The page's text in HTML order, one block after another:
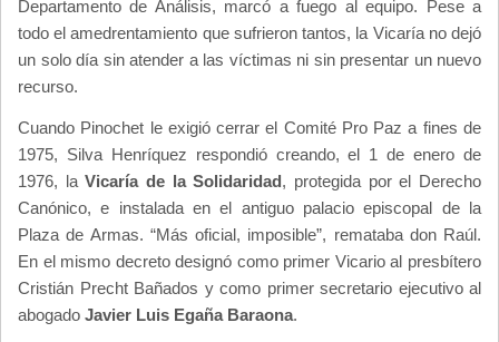
Departamento de Análisis, marcó a fuego al equipo. Pese a
todo el amedrentamiento que sufrieron tantos, la Vicaría no dejó
un solo día sin atender a las víctimas ni sin presentar un nuevo
recurso.
Cuando Pinochet le exigió cerrar el Comité Pro Paz a fines de
1975, Silva Henríquez respondió creando, el 1 de enero de
1976, laVicaría de la Solidaridad , protegida por el Derecho
Canónico, e instalada en el antiguo palacio episcopal de la
Plaza de Armas. “Más oficial, imposible”, remataba don Raúl.
En el mismo decreto designó como primer Vicario al presbítero
Cristián Precht Bañados y como primer secretario ejecutivo al
abogado Javier Luis Egaña Baraona.